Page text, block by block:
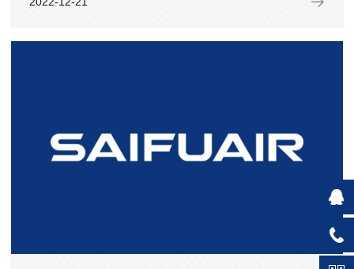
户对气源品质的需求不断发展，冷干机被越来...